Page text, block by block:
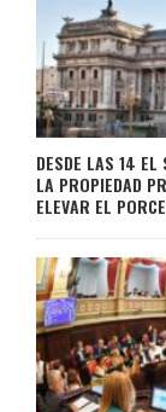
DESDE LAS 14 EL
LA PROPIEDAD
ELEVAR EL